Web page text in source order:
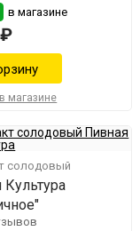
в магазине
магазине
солодовый